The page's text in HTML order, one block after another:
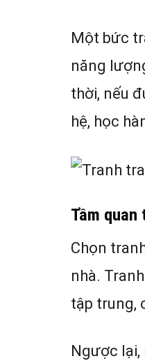
Một bức
năng
thời, nếu
hệ, học
Tầm
Chọn
nhà.
tập trung,
Ngược